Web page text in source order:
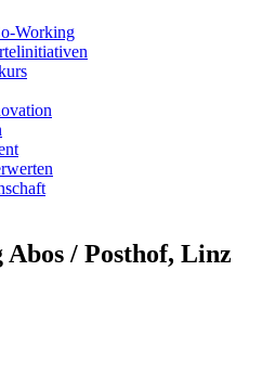
Working
/ Posthof, Linz